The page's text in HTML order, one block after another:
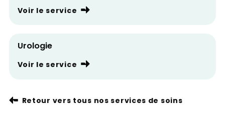
Voir le service
Urologie
Voir le service
Retour vers tous nos services de soins